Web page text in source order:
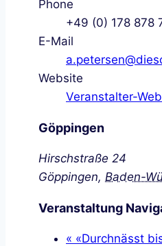
Phone
+49 (0) 178 878
E-Mail
Website
Veranstalter-
Göppingen
Hirschstraße 24
Göppingen, Baden-
Veranstaltung
« «Durchnässt